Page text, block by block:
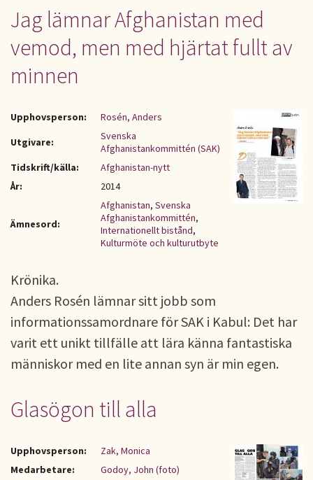
Jag lämnar Afghanistan med
vemod, men med hjärtat fullt av
minnen
Upphovsperson:
Rosén, Anders
Utgivare:
Svenska
Afghanistankommittén (SAK)
Tidskrift/källa:
Afghanistan-nytt
År:
2014
Ämnesord:
Afghanistan, Svenska
Afghanistankommittén,
Internationellt bistånd,
Kulturmöte och kulturutbyte
Krönika.
Anders Rosén lämnar sitt jobb som
informationssamordnare för SAK i Kabul: Det har
varit ett unikt tillfälle att lära känna fantastiska
människor med en lite annan syn är min egen.
Glasögon till alla
Upphovsperson:
Zak, Monica
Medarbetare:
Godoy, John (foto)